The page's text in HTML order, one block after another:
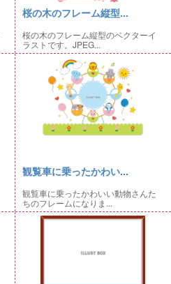
桜の木のフレーム縦型...
桜の木のフレーム縦型のベクターイ
ラストです。JPEG...
観覧車に乗ったかわい...
観覧車に乗ったかわいい動物さんた
ちのフレームになりま...